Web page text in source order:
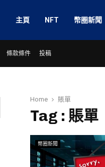
主頁 NFT 幣圈新聞
條款條件 投稿
Home 賬單
Tag : 賬單
幣圈新聞